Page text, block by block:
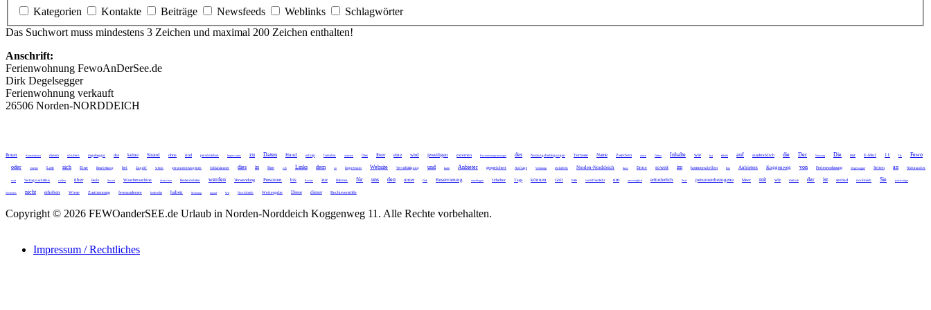
Kategorien Kontakte Beiträge Newsfeeds Weblinks
Schlagwörter
Das Suchwort muss mindestens 3 Zeichen und maximal 200 Zeichen enthalten!
Anschrift:
Ferienwohnung FewoAnDerSee.de
Dirk Degelsegger
Ferienwohnung verkauft
26506 Norden-NORDDEICH
Ihnen Kontaktdaten diesem sondern degelsegger das keine Strand ohne sind persönlichen Impressums zu Daten Hund erfolgt fremden anderen Dies Ihrer eine wird jeweiligen externen Reservierungsmanager des Nutzungsbedingungen Terrasse Name Zwecken einen Dritter Inhalte wie hat eines auf ausdrücklich die Der Nutzung Die nur E-Mail 11 In
Fewo
oder
externe Last sich Eine Bearbeitung bei Zugriff wenn personenbezogenen Schlafzimmer dies in Ihre z.B Links dem so Impressum Website Vervielfältigung und kann Anbieter gespeichert Anfrage Wohnung zwischen Norden-Norddeich dass Dritte soweit im kommerziellen Bei Anbieters Koggenweg von Ferienwohnung Degelsegger Seiten an Nichtraucher
statt Vertragsverhältnis stellen über Recht Soweit Waschmaschine deutschen Bestandsdaten werden Verwendung Personen bis Rechte zur Rahmen für uns den unter Dirk Reservierung unterliegen Urheber Tags können Grill bitte veröffentlicht um unverzüglich erforderlich Preis personenbezogene Meer mit wir minute der ist seebad norddeich Sie jederzeitige
Websites nicht erheben Wiese Zustimmung fewoandersee keinerlei haben Meinung darauf Wir Norddeich Weitergabe Diese dieser Rechtsverstöße
Copyright © 2026 FEWOanderSEE.de Urlaub in Norden-Norddeich Koggenweg 11. Alle Rechte vorbehalten.
Impressum / Rechtliches